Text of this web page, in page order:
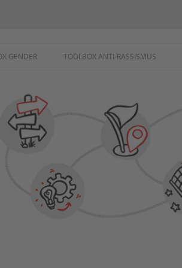
GENDER TOOLBOX ANTI-RASSISMUS